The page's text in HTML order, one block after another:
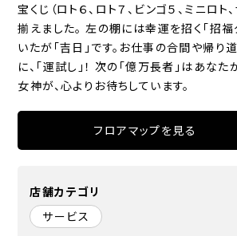
宝くじ（ロト６、ロト７、ビンゴ５、ミニロト
揃えました。 左の棚には幸運を招く「招福
いたが「吉日」です。お仕事の合間や帰り
に、「運試し」！ 次の「億万長者」はあなた
女神が、心よりお待ちしています。
フロアマップを見る
店舗カテゴリ
サービス